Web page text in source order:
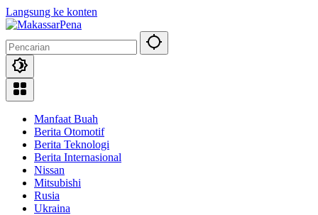
Langsung ke konten
Manfaat Buah
Berita Otomotif
Berita Teknologi
Berita Internasional
Nissan
Mitsubishi
Rusia
Ukraina